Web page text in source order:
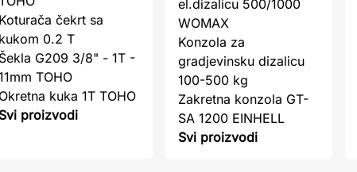
čekrt sa
0.2 T
G209 3/8" - 1T -
TOHO
kuka 1T TOHO
proizvodi
el.dizalicu 500/1000
WOMAX
Konzola za
gradjevinsku dizalicu
100-500 kg
Zakretna konzola GT-
SA 1200 EINHELL
Svi proizvodi